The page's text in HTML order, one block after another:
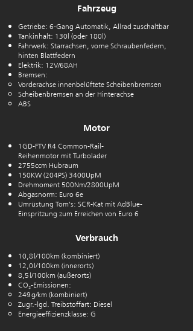
Fahrzeug
Getriebe: 6-Gang Automatik, Allrad zuschaltbar
Tankinhalt: 130l (oder 180l)
Fahrwerk: Starrachsen, vorne Schraubenfedern,
hinten Blattfedern
Elektrik: 12V/68AH
Bremsen:
Vorderachse innenbelüftete Scheibenbremsen
Scheibenbremsen an der Hinterachse
ABS
Motor
1GD-FTV R4 Common-Rail-
Reihenmotor mit Turbolader
2755ccm Hubraum
150KW (204PS) 3400UpM
Drehmoment 500Nm/2800UpM
Abgasnorm: Euro 6e
Umrüstung Tom's: SCR-Kat mit AdBlue-
Einspritzung zum Erreichen von Euro 6
Verbrauch
10,8 l/100km (kombiniert)
12,0 l/100km (innerorts)
8,5 l/100km (außerorts)
CO₂-Emissionen:
249 g/km (kombiniert)
Zugr.-lgd. Treibstoffart: Diesel
Energieeffizienzklasse: G